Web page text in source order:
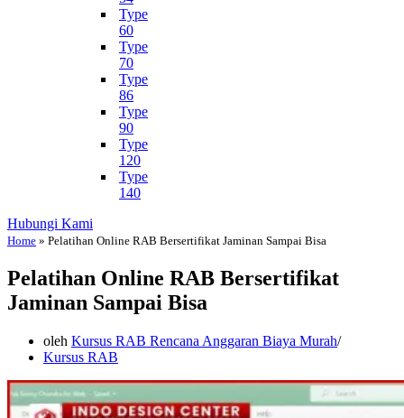
Type
60
Type
70
Type
86
Type
90
Type
120
Type
140
Hubungi Kami
Home » Pelatihan Online RAB Bersertifikat Jaminan Sampai Bisa
Pelatihan Online RAB Bersertifikat
Jaminan Sampai Bisa
oleh Kursus RAB Rencana Anggaran Biaya Murah
Kursus RAB